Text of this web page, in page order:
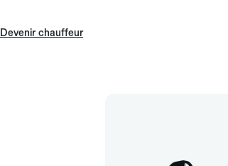
Devenir chauffeur